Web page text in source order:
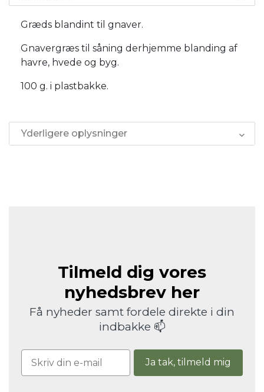
Græds blandint til gnaver.
Gnavergræs til såning derhjemme blanding af
havre, hvede og byg.
100 g. i plastbakke.
Yderligere oplysninger
Tilmeld dig vores
nyhedsbrev her
Få nyheder samt fordele direkte i din
indbakke 📫
Ja tak, tilmeld mig